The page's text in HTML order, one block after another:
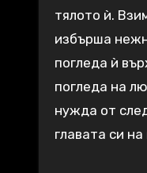
тялото ѝ.
избърша
погледа ѝ
погледа на
нужда от
главата си